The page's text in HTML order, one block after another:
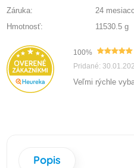
Záruka:
24
Hmotnosť:
11530.5 g
100%
Pridané:
Veľmi rýchle
Popis